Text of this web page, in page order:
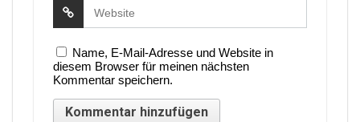
Name, E-Mail-Adresse und Website in
diesem Browser für meinen nächsten
Kommentar speichern.